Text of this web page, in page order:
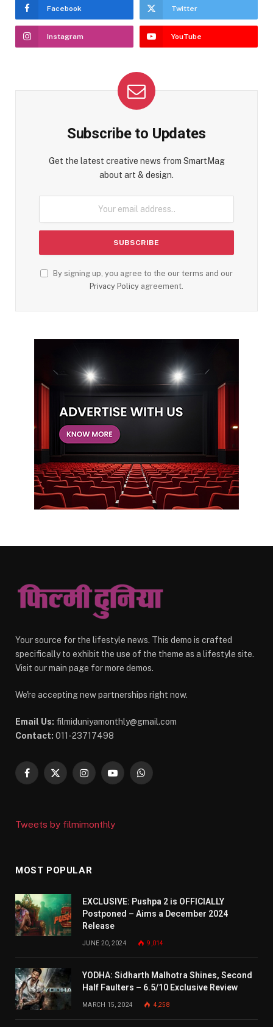
Facebook Twitter
Instagram YouTube
Subscribe to Updates
Get the latest creative news from SmartMag
about art & design.
By signing up, you agree to the our terms and our
Privacy Policy agreement.
Your source for the lifestyle news. This demo is crafted
specifically to exhibit the use of the theme as a lifestyle site.
Visit our main page for more demos.
We're accepting new partnerships right now.
Email Us: filmiduniyamonthly@gmail.com
Contact: 011-23717498
Facebook
X
InstagramYouTubeWhatsApp
Tweets by filmimonthly
MOST POPULAR
EXCLUSIVE: Pushpa 2 is OFFICIALLY
Postponed – Aims a December 2024
Release
JUNE 20, 2024 9,014
YODHA: Sidharth Malhotra Shines, Second
Half Faulters – 6.5/10 Exclusive Review
MARCH 15, 2024 4,258